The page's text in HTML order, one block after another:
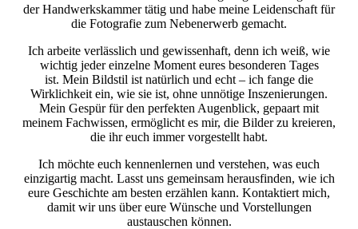
der Handwerkskammer tätig und habe meine Leidenschaft für
die Fotografie zum Nebenerwerb gemacht.
Ich arbeite verlässlich und gewissenhaft, denn ich weiß, wie
wichtig jeder einzelne Moment eures besonderen Tages
ist. Mein Bildstil ist natürlich und echt – ich fange die
Wirklichkeit ein, wie sie ist, ohne unnötige Inszenierungen.
Mein Gespür für den perfekten Augenblick, gepaart mit
meinem Fachwissen, ermöglicht es mir, die Bilder zu kreieren,
die ihr euch immer vorgestellt habt.
Ich möchte euch kennenlernen und verstehen, was euch
einzigartig macht. Lasst uns gemeinsam herausfinden, wie ich
eure Geschichte am besten erzählen kann. Kontaktiert mich,
damit wir uns über eure Wünsche und Vorstellungen
austauschen können.